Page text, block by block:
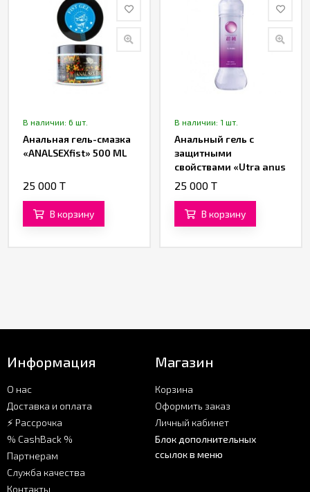
В наличии: 6 шт.
Анальная гель-смазка
«ANALSEXfist» 500 ML
25 000 T
В корзину
В наличии: 1 шт.
Анальный гель с
защитными
свойствами «Utra anus
protection» от «BIJOND»
25 000 T
В корзину
Информация
О нас
Доставка и оплата
⚡ Рассрочка
% CashBack %
Партнерам
Служба качества
Контакты
Магазин
Корзина
Оформить заказ
Личный кабинет
Блок дополнительных
ссылок в меню